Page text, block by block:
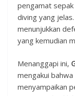
pengamat sepak
diving yang
menunjukkan
yang kemudian
Menanggapi ini,
mengakui
menyampaikan